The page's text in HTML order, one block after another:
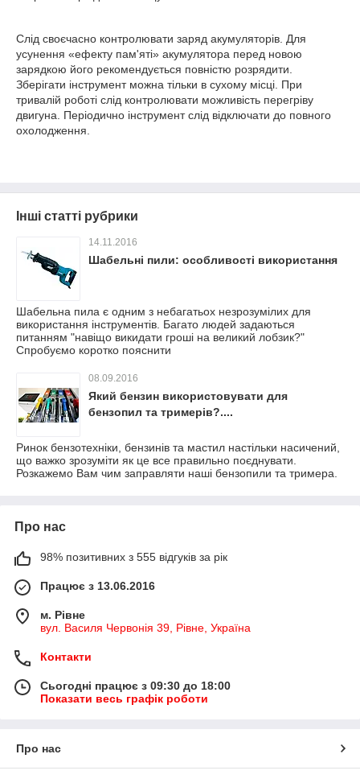
Слід своєчасно контролювати заряд акумуляторів. Для
усунення «ефекту пам'яті» акумулятора перед новою
зарядкою його рекомендується повністю розрядити.
Зберігати інструмент можна тільки в сухому місці. При
тривалій роботі слід контролювати можливість перегріву
двигуна. Періодично інструмент слід відключати до повного
охолодження.
Інші статті рубрики
14.11.2016
Шабельні пили: особливості використання
Шабельна пила є одним з небагатьох незрозумілих для
використання інструментів. Багато людей задаються
питанням "навіщо викидати гроші на великий лобзик?"
Спробуємо коротко пояснити
08.09.2016
Який бензин використовувати для
бензопил та тримерів?....
Ринок бензотехніки, бензинів та мастил настільки насичений,
що важко зрозуміти як це все правильно поєднувати.
Розкажемо Вам чим заправляти наші бензопили та тримера.
Про нас
98% позитивних з 555 відгуків за рік
Працює з 13.06.2016
м. Рівне
вул. Василя Червонія 39, Рівне, Україна
Контакти
Сьогодні працює з 09:30 до 18:00
Показати весь графік роботи
Про нас